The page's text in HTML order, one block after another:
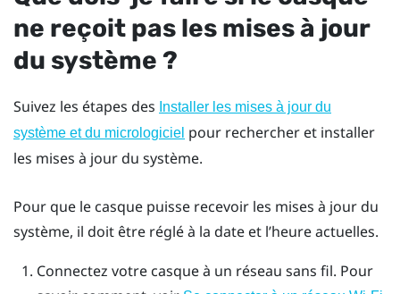
ne reçoit pas les mises à jour
du système ?
Suivez les étapes des Installer les mises à jour du
système et du micrologiciel pour rechercher et installer
les mises à jour du système.
Pour que le casque puisse recevoir les mises à jour du
système, il doit être réglé à la date et l’heure actuelles.
Connectez votre casque à un réseau sans fil. Pour